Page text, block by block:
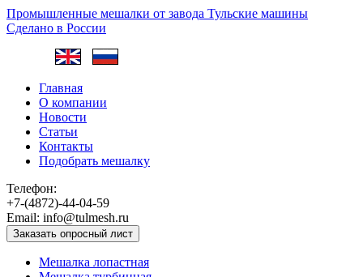
Промышленные мешалки от завода Тульские машины
Сделано в России
Главная
О компании
Новости
Статьи
Контакты
Подобрать мешалку
Телефон:
+7-(4872)-44-04-59
Email: info@tulmesh.ru
Заказать опросный лист
Мешалка лопастная